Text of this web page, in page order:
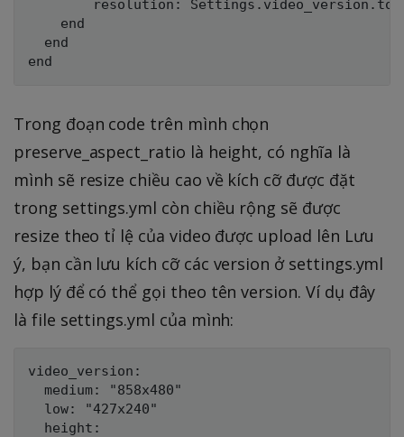
resolution:
    end
  end
Trong đoạn code trên mình chọn
preserve_aspect_ratio là height, có nghĩa là
mình sẽ resize chiều cao về kích cỡ được đặt
trong settings.yml còn chiều rộng sẽ được
resize theo tỉ lệ của video được upload lên Lưu
ý, bạn cần lưu kích cỡ các version ở settings.yml
hợp lý để có thể gọi theo tên version. Ví dụ đây
là file settings.yml của mình:
video_version:
  medium: "858x480"
  low: "427x240"
  height: